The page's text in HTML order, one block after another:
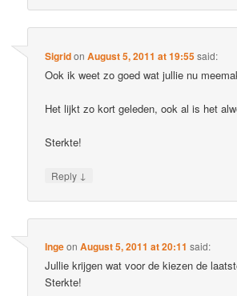
SigridonAugust 5, 2011 at 19:55said:
Ook ik weet zo goed wat jullie nu
Het lijkt zo kort geleden, ook al is het
Sterkte!
Reply ↓
IngeonAugust 5, 2011 at 20:11 said:
Jullie krijgen wat voor de kiezen de
Sterkte!